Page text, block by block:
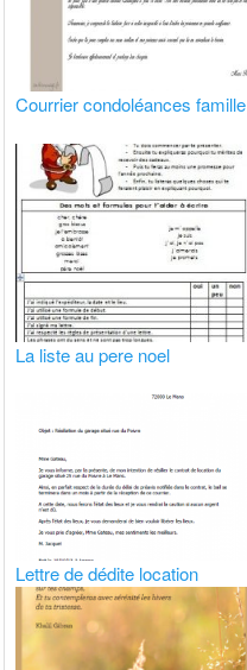
Courrier condoléances famille
La liste au pere noel
Lettre de dédite location